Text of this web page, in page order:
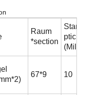
Raum
*section
Stange
ptich
67*9 10